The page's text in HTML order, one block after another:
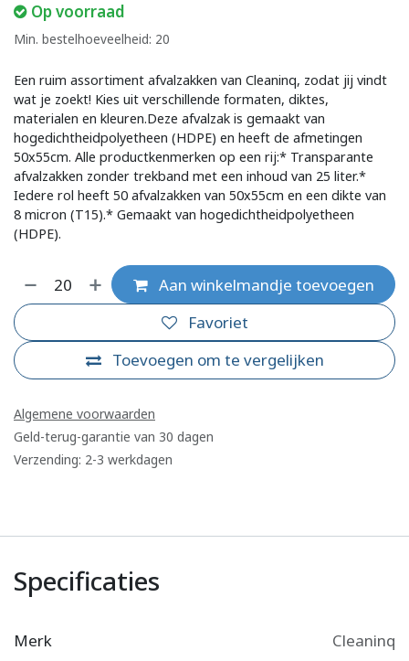
Op voorraad
Min. bestelhoeveelheid: 20
Een ruim assortiment afvalzakken van Cleaninq, zodat jij vindt
wat je zoekt! Kies uit verschillende formaten, diktes,
materialen en kleuren.Deze afvalzak is gemaakt van
hogedichtheidpolyetheen (HDPE) en heeft de afmetingen
50x55cm. Alle productkenmerken op een rij:* Transparante
afvalzakken zonder trekband met een inhoud van 25 liter.*
Iedere rol heeft 50 afvalzakken van 50x55cm en een dikte van
8 micron (T15).* Gemaakt van hogedichtheidpolyetheen
(HDPE).
Aan winkelmandje toevoegen
Toevoegen om te vergelijken
Favoriet
Algemene voorwaarden
Geld-terug-garantie van 30 dagen
Verzending: 2-3 werkdagen
Specificaties
Merk Cleaninq